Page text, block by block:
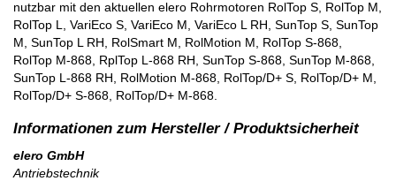
nutzbar mit den aktuellen elero Rohrmotoren RolTop S, RolTop M,
RolTop L, VariEco S, VariEco M, VariEco L RH, SunTop S, SunTop
M, SunTop L RH, RolSmart M, RolMotion M, RolTop S-868,
RolTop M-868, RplTop L-868 RH, SunTop S-868, SunTop M-868,
SunTop L-868 RH, RolMotion M-868, RolTop/D+ S, RolTop/D+ M,
RolTop/D+ S-868, RolTop/D+ M-868.
elero GmbH
Antriebstechnik